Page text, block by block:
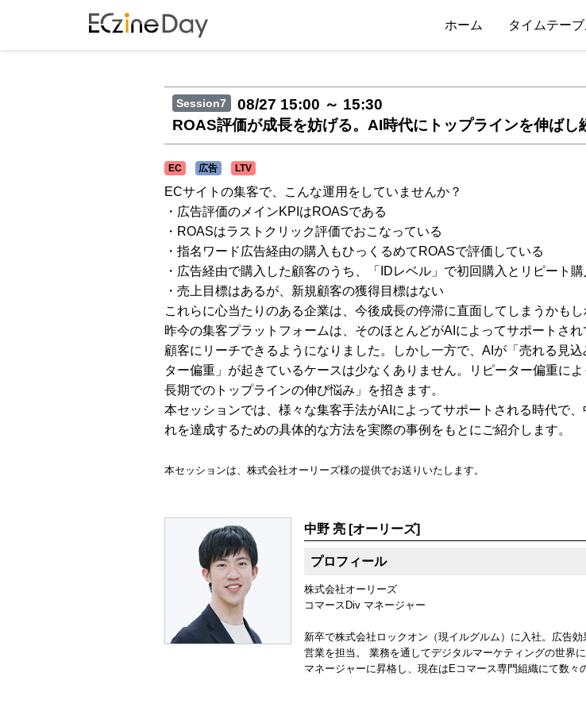
ホーム タイムテー
Session7
08/27 15:00 ～ 15:30
ROAS評価が成長を妨げる。AI時代にトップラインを伸ばし
EC 広告 LTV
ECサイトの集客で、こんな運用をしていませんか？
・広告評価のメインKPIはROASである
・ROASはラストクリック評価でおこなっている
・指名ワード広告経由の購入もひっくるめてROASで評価している
・広告経由で購入した顧客のうち、「IDレベル」で初回購入とリピート
・売上目標はあるが、新規顧客の獲得目標はない
これらに心当たりのある企業は、今後成長の停滞に直面してしまうかもし
昨今の集客プラットフォームは、そのほとんどがAIによってサポートさ
顧客にリーチできるようになりました。しかし一方で、AIが「売れる見
ター偏重」が起きているケースは少なくありません。リピーター偏重に
長期でのトップラインの伸び悩み」を招きます。
本セッションでは、様々な集客手法がAIによってサポートされる時代で
れを達成するための具体的な方法を実際の事例をもとにご紹介します。
本セッションは、株式会社オーリーズ様の提供でお送りいたします。
中野 亮 [オーリーズ]
プロフィール
株式会社オーリーズ
コマースDiv マネージャー
新卒で株式会社ロックオン（現イルグルム）に入社。広告
営業を担当。 業務を通してデジタルマーケティングの世界
マネージャーに昇格し、現在はEコマース専門組織にて数々